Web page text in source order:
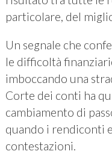
particolare, del
Un segnale che
le difficoltà
imboccando una
Corte dei conti ha
cambiamento di
quando i rendiconti
contestazioni.